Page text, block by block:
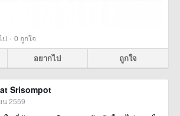
ป · 0 ถูกใจ
อยากไป ถูกใจ
Srisompot
2559